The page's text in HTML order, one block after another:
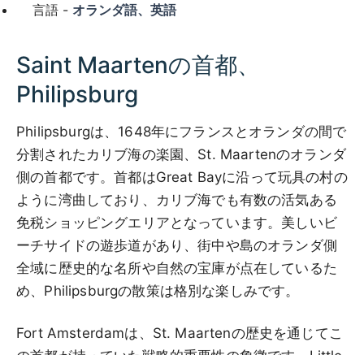
言語 - オランダ語、英語
Saint Maartenの首都、
Philipsburg
Philipsburgは、1648年にフランスとオランダの間で
分割されたカリブ海の楽園、St. Maartenのオランダ
側の首都です。首都はGreat Bayに沿って玩具の村の
ように湾曲しており、カリブ海でも有数の活気ある
免税ショッピングエリアとなっています。美しいビ
ーチサイドの遊歩道があり、街中や島のオランダ側
全域に歴史的な名所や自然の宝庫が点在しているた
め、Philipsburgの散策は格別な楽しみです。
Fort Amsterdamは、St. Maartenの歴史を通じてこ